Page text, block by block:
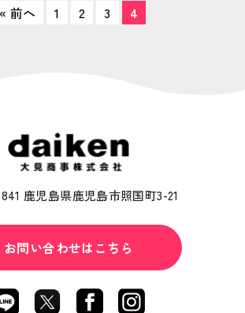
« 前へ 1 2 3 4
鹿児島県鹿児島市照国町3-21
お問い合わせはこちら